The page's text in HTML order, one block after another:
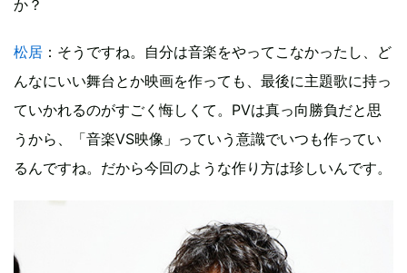
か？
松居 ：そうですね。自分は音楽をやってこなかったし、ど
んなにいい舞台とか映画を作っても、最後に主題歌に持っ
ていかれるのがすごく悔しくて。PVは真っ向勝負だと思
うから、「音楽VS映像」っていう意識でいつも作ってい
るんですね。だから今回のような作り方は珍しいんです。